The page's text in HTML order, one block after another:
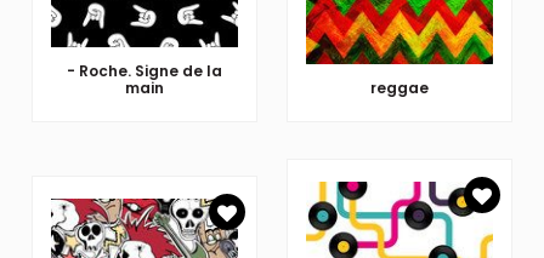
- Roche. Signe de la
main
reggae